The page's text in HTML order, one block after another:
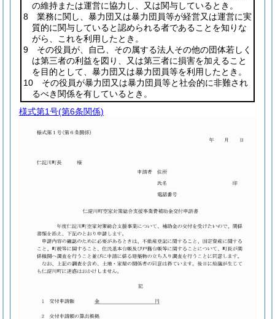
の維持または運営に協力し、又は関与しているとき。
8 業務に関し、暴力団又は暴力団員等が経営又は運営に実
質的に関与していると認められる者であることを知りな
がら、これを利用したとき。
9 その役員が、自己、その属する法人その他の団体若しく
は第三者の利益を図り、又は第三者に損害を加えること
を目的として、暴力団又は暴力団員等を利用したとき。
10 その役員が暴力団又は暴力団員等と社会的に非難され
るべき関係を有しているとき。
様式第1号(第6条関係)